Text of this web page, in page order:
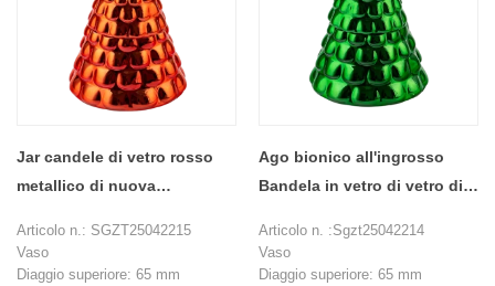
MOQ: 1000 pezzi
Altezza: 148 mm
Peso: 238 g
MOQ: 1000 pezzi
Jar candele di vetro rosso
metallico di nuova
Articolo n.: SGZT25042215
Vaso
Diaggio superiore: 65 mm
Ago bionico all'ingrosso
Bandela in vetro di vetro di
Articolo n. :Sgzt25042214
Vaso
Diaggio superiore: 65 mm